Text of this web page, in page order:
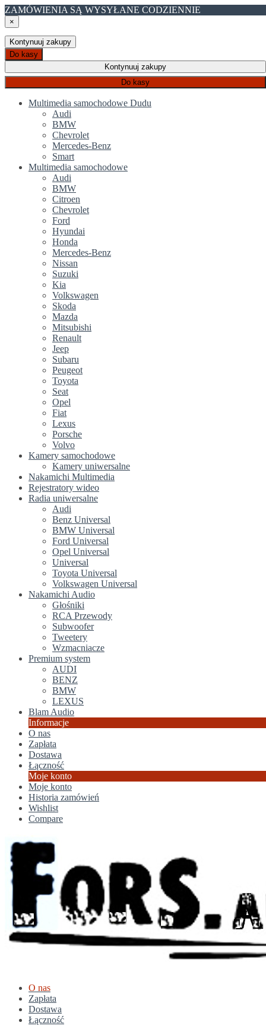
ZAMÓWIENIA SĄ WYSYŁANE CODZIENNIE
×
Kontynuuj zakupy
Do kasy
Kontynuuj zakupy
Do kasy
Multimedia samochodowe Dudu
Audi
BMW
Chevrolet
Mercedes-Benz
Smart
Multimedia samochodowe
Audi
BMW
Citroen
Chevrolet
Ford
Hyundai
Honda
Mercedes-Benz
Nissan
Suzuki
Kia
Volkswagen
Skoda
Mazda
Mitsubishi
Renault
Jeep
Subaru
Peugeot
Toyota
Seat
Opel
Fiat
Lexus
Porsche
Volvo
Kamery samochodowe
Kamery uniwersalne
Nakamichi Multimedia
Rejestratory wideo
Radia uniwersalne
Audi
Benz Universal
BMW Universal
Ford Universal
Opel Universal
Universal
Toyota Universal
Volkswagen Universal
Nakamichi Audio
Głośniki
RCA Przewody
Subwoofer
Tweetery
Wzmacniacze
Premium system
AUDI
BENZ
BMW
LEXUS
Blam Audio
Informacje
O nas
Zapłata
Dostawa
Łączność
Moje konto
Moje konto
Historia zamówień
Wishlist
Compare
O nas
Zapłata
Dostawa
Łączność